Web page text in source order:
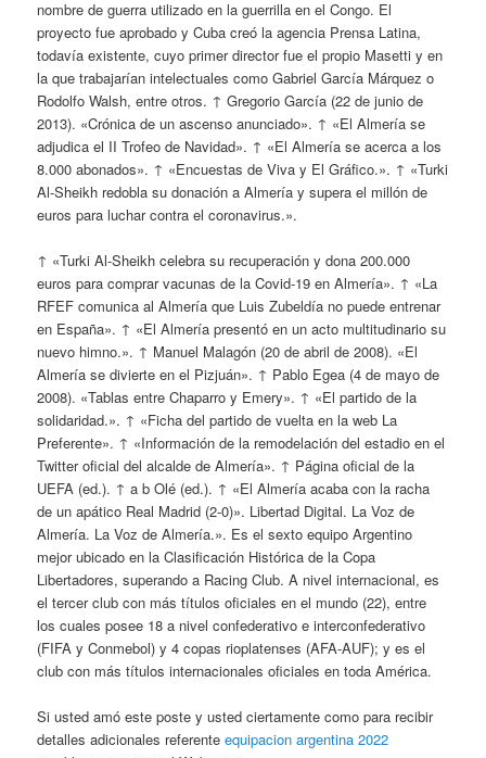
nombre de guerra utilizado en la guerrilla en el Congo. El
proyecto fue aprobado y Cuba creó la agencia Prensa Latina,
todavía existente, cuyo primer director fue el propio Masetti y en
la que trabajarían intelectuales como Gabriel García Márquez o
Rodolfo Walsh, entre otros. ↑ Gregorio García (22 de junio de
2013). «Crónica de un ascenso anunciado». ↑ «El Almería se
adjudica el II Trofeo de Navidad». ↑ «El Almería se acerca a los
8.000 abonados». ↑ «Encuestas de Viva y El Gráfico.». ↑ «Turki
Al-Sheikh redobla su donación a Almería y supera el millón de
euros para luchar contra el coronavirus.».
↑ «Turki Al-Sheikh celebra su recuperación y dona 200.000
euros para comprar vacunas de la Covid-19 en Almería». ↑ «La
RFEF comunica al Almería que Luis Zubeldía no puede entrenar
en España». ↑ «El Almería presentó en un acto multitudinario su
nuevo himno.». ↑ Manuel Malagón (20 de abril de 2008). «El
Almería se divierte en el Pizjuán». ↑ Pablo Egea (4 de mayo de
2008). «Tablas entre Chaparro y Emery». ↑ «El partido de la
solidaridad.». ↑ «Ficha del partido de vuelta en la web La
Preferente». ↑ «Información de la remodelación del estadio en el
Twitter oficial del alcalde de Almería». ↑ Página oficial de la
UEFA (ed.). ↑ a b Olé (ed.). ↑ «El Almería acaba con la racha
de un apático Real Madrid (2-0)». Libertad Digital. La Voz de
Almería. La Voz de Almería.». Es el sexto equipo Argentino
mejor ubicado en la Clasificación Histórica de la Copa
Libertadores, superando a Racing Club. A nivel internacional, es
el tercer club con más títulos oficiales en el mundo (22), entre
los cuales posee 18 a nivel confederativo e interconfederativo
(FIFA y Conmebol) y 4 copas rioplatenses (AFA-AUF); y es el
club con más títulos internacionales oficiales en toda América.
Si usted amó este poste y usted ciertamente como para recibir
detalles adicionales referenteequipacion argentina 2022